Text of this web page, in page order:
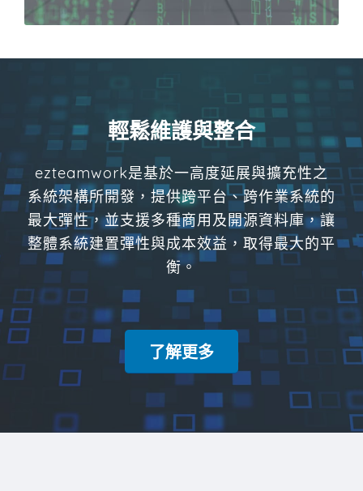
輕鬆維護與整合
ezteamwork是基於一高度延展與擴充性之
系統架構所開發，提供跨平台、跨作業系統的
最大彈性，並支援多種商用及開源資料庫，讓
整體系統建置彈性與成本效益，取得最大的平
衡。
了解更多